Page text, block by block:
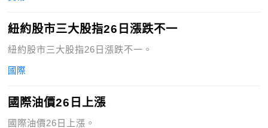
紐約股市三大股指26日漲跌不一
紐約股市三大股指26日漲跌不一。
國際
國際油價26日上漲
國際油價26日上漲。